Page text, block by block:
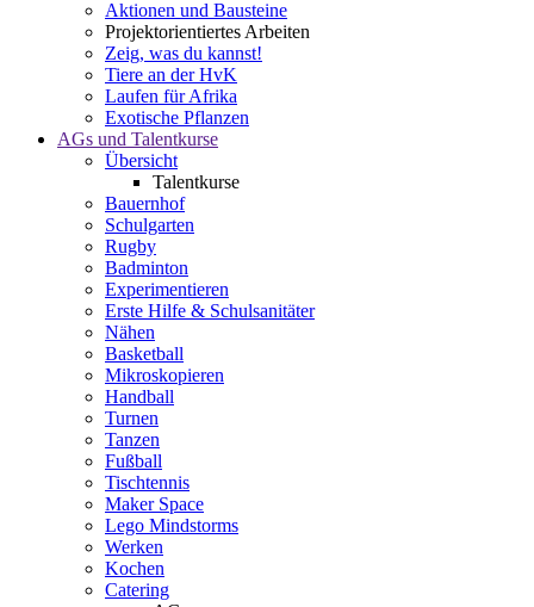
Aktionen und Bausteine
Projektorientiertes Arbeiten
Zeig, was du kannst!
Tiere an der HvK
Laufen für Afrika
Exotische Pflanzen
AGs und Talentkurse
Übersicht
Talentkurse
Bauernhof
Schulgarten
Rugby
Badminton
Experimentieren
Erste Hilfe & Schulsanitäter
Nähen
Basketball
Mikroskopieren
Handball
Turnen
Tanzen
Fußball
Tischtennis
Maker Space
Lego Mindstorms
Werken
Kochen
Catering